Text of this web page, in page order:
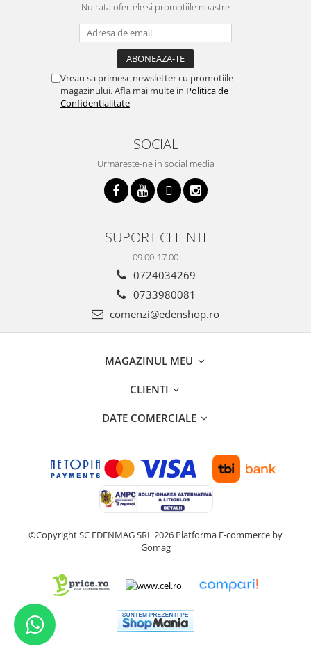
Nu rata ofertele si promotiile noastre
Vreau sa primesc newsletter cu promotiile
magazinului. Afla mai multe in Politica de
Confidentialitate
SOCIAL
Urmareste-ne in social media
SUPORT CLIENTI
09.00-17.00
0724034269
0733980081
comenzi@edenshop.ro
MAGAZINUL MEU
CLIENTI
DATE COMERCIALE
©Copyright SC EDENMAG SRL 2026 Platforma E-commerce by
Gomag